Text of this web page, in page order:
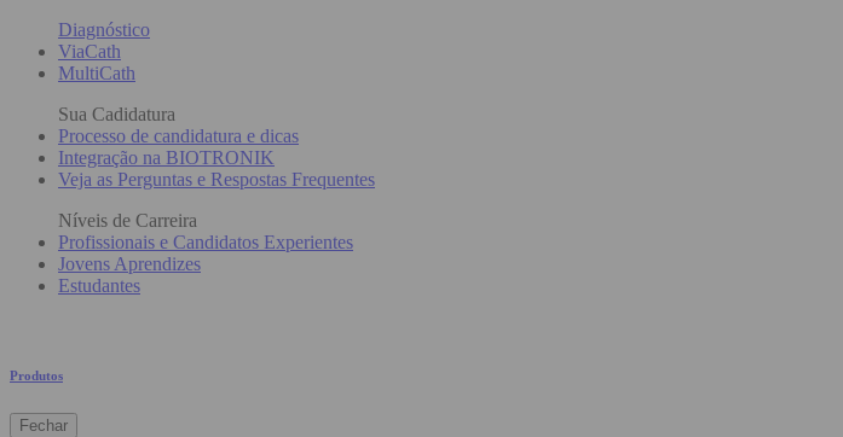
Diagnóstico
ViaCath
MultiCath
Sua Cadidatura
Processo de candidatura e dicas
Integração na BIOTRONIK
Veja as Perguntas e Respostas Frequentes
Níveis de Carreira
Profissionais e Candidatos Experientes
Jovens Aprendizes
Estudantes
Produtos
Fechar